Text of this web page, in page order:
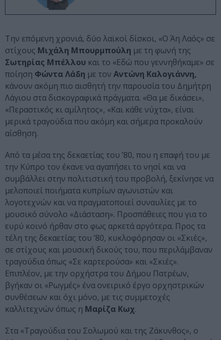
Την επόμενη χρονιά, δύο λαϊκοί δίσκοι, «Ο Άη Λαός» σε
στίχους Μιχάλη Μπουρμπούλη με τη φωνή της
Σωτηρίας Μπέλλου και το «Εδώ που γεννηθήκαμε» σε
ποίηση Φώντα Λάδη με τον Αντώνη Καλογιάννη,
κάνουν ακόμη πιο αισθητή την παρουσία του Δημήτρη
Λάγιου στα δισκογραφικά πράγματα. «Θα με δικάσει»,
«Περαστικός κι αμίλητος», «Και κάθε νύχτα», είναι
μερικά τραγούδια που ακόμη και σήμερα προκαλούν
αίσθηση.
Από τα μέσα της δεκαετίας του ’80, που η επαφή του με
την Κύπρο τον έκανε να αγαπήσει το νησί και να
συμβάλλει στην πολιτιστική του προβολή, ξεκίνησε να
μελοποιεί ποιήματα κυπρίων αγωνιστών και
λογοτεχνών και να πραγματοποιεί συναυλίες με το
μουσικό σύνολο «Διάσταση». Προσπάθειες που για το
ευρύ κοινό ήρθαν στο φως αρκετά αργότερα. Προς τα
τέλη της δεκαετίας του ’80, κυκλοφόρησαν οι «Σκιές»,
σε στίχους και μουσική δικούς του, που περιλάμβαναν
τραγούδια όπως «Σε καρτερούσα» και «Σκιές».
Επιπλέον, με την ορχήστρα του Δήμου Πατρέων,
βγήκαν οι «Ρωγμές» ένα ονειρικό έργο ορχηστρικών
συνθέσεων και όχι μόνο, με τις συμμετοχές
καλλιτεχνών όπως η Μαρίζα Κωχ.
Στα «Τραγούδια του Σολωμού και της Ζάκυνθος», ο